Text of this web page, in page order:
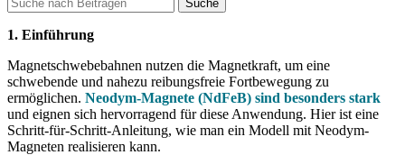
Suche
1. Einführung
Magnetschwebebahnen nutzen die Magnetkraft, um eine
schwebende und nahezu reibungsfreie Fortbewegung zu
ermöglichen. Neodym-Magnete (NdFeB) sind besonders stark
und eignen sich hervorragend für diese Anwendung. Hier ist eine
Schritt-für-Schritt-Anleitung, wie man ein Modell mit Neodym-
Magneten realisieren kann.